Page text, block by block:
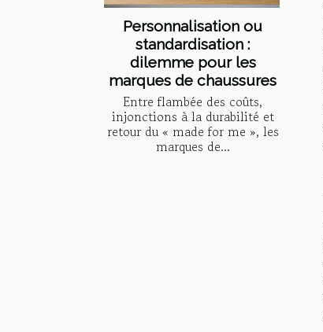
Personnalisation ou
standardisation :
dilemme pour les
marques de chaussures
Entre flambée des coûts,
injonctions à la durabilité et
retour du « made for me », les
marques de...